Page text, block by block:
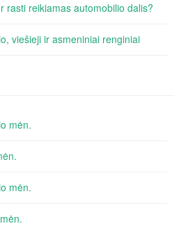
rasti reikiamas automobilio dalis?
viešieji ir asmeniniai renginiai
mėn.
mėn.